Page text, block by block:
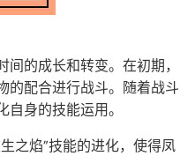
的成长和转变。在初期，
的配合进行战斗。随着战斗
身的技能运用。
之焰”技能的进化，使得凤